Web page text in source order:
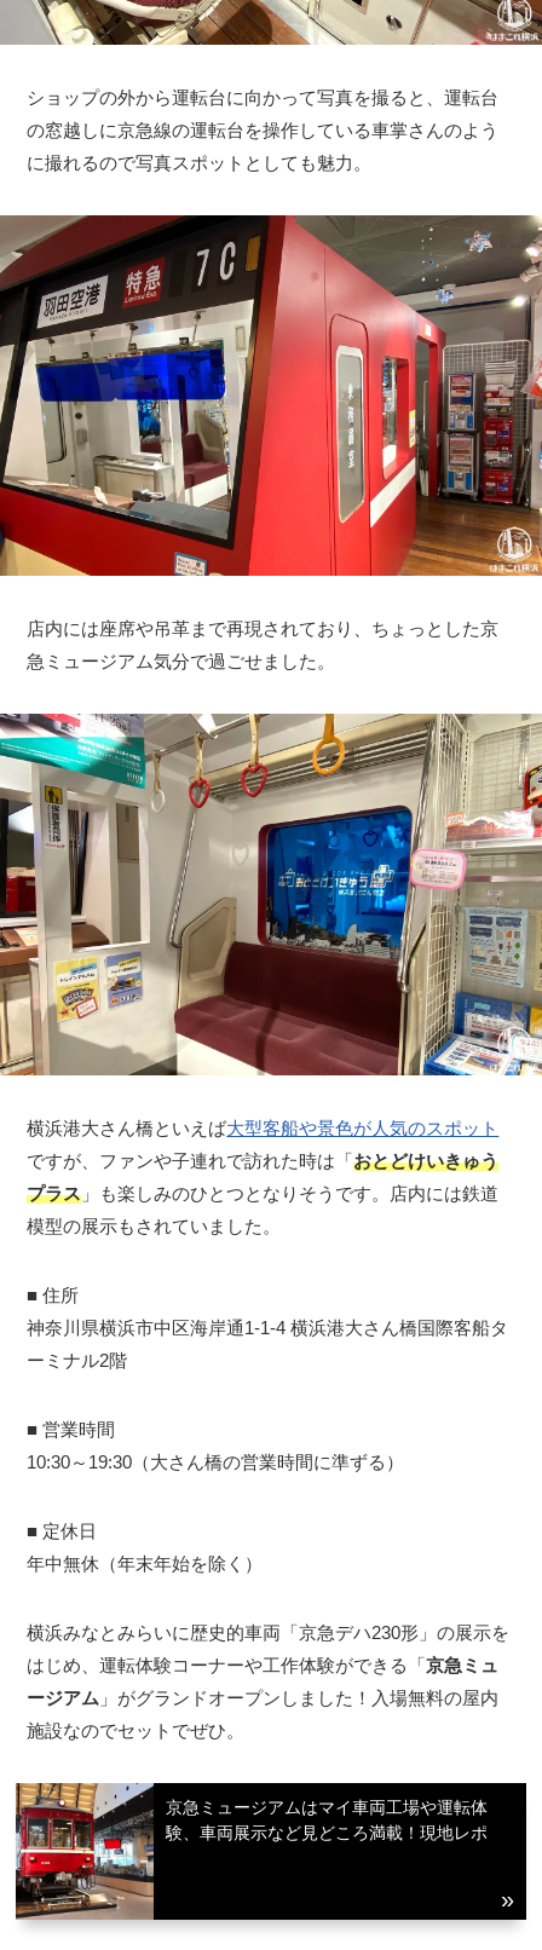
ショップの外から運転台に向かって写真を撮ると、運転台
の窓越しに京急線の運転台を操作している車掌さんのよう
に撮れるので写真スポットとしても魅力。
店内には座席や吊革まで再現されており、ちょっとした京
急ミュージアム気分で過ごせました。
横浜港大さん橋といえば大型客船や景色が人気のスポット
ですが、ファンや子連れで訪れた時は「おとどけいきゅう
プラス 」も楽しみのひとつとなりそうです。店内には鉄道
模型の展示もされていました。
■ 住所
神奈川県横浜市中区海岸通1-1-4 横浜港大さん橋国際客船タ
ーミナル2階
■ 営業時間
10:30～19:30（大さん橋の営業時間に準ずる）
​■ 定休日
年中無休（年末年始を除く）
横浜みなとみらいに歴史的車両「京急デハ230形」の展示を
はじめ、運転体験コーナーや工作体験ができる「京急ミュ
ージアム 」がグランドオープンしました！入場無料の屋内
施設なのでセットでぜひ。
京急ミュージアムはマイ車両工場や運転体
験、車両展示など見どころ満載！現地レポ